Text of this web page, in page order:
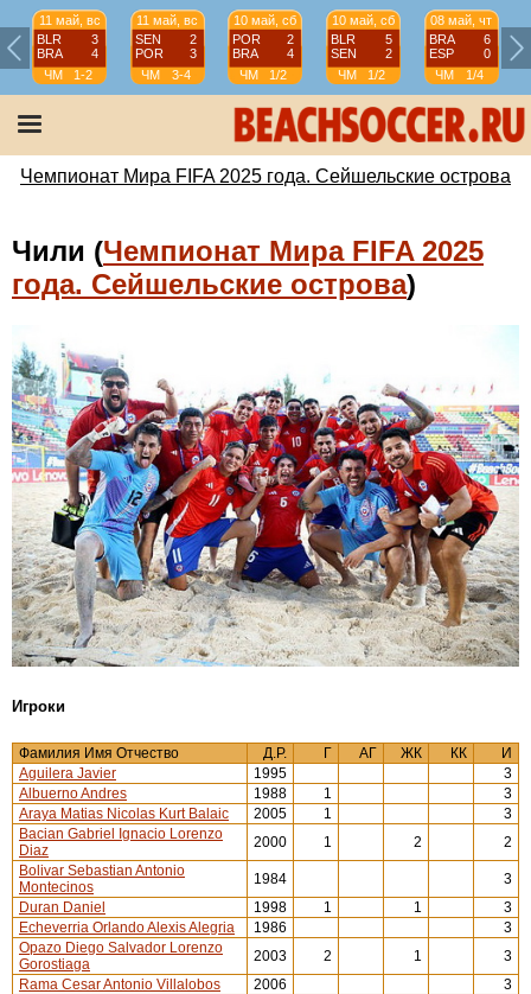
11 май, вс
BLR
3
BRA
4
ЧМ
1-2
11 май, вс
SEN
2
POR
3
ЧМ
3-4
10 май, сб
POR
2
BRA
4
ЧМ
1/2
10 май, сб
BLR
5
SEN
2
ЧМ
1/2
08 май, чт
BRA
6
ESP
0
ЧМ
1/4
Чемпионат Мира FIFA 2025 года. Сейшельские острова
Чили (Чемпионат Мира FIFA 2025
года. Сейшельские острова)
Игроки
Фамилия Имя Отчество Д.Р. Г АГ ЖК КК
И
Aguilera Javier
1995
3
Albuerno Andres
1988 1
3
Araya Matias Nicolas Kurt Balaic
2005 1
3
Bacian Gabriel Ignacio Lorenzo
Diaz
2000 1 2
2
Bolivar Sebastian Antonio
Montecinos
1984
3
Duran Daniel
1998 1 1
3
Echeverria Orlando Alexis Alegria
1986
3
Opazo Diego Salvador Lorenzo
Gorostiaga
2003 2 1
3
Rama Cesar Antonio Villalobos
2006
3